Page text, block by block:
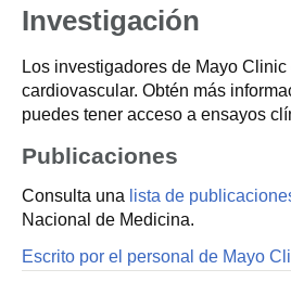
Investigación
Los investigadores de Mayo
cardiovascular. Obtén más
puedes tener acceso a ensayos
Publicaciones
Consulta una lista de
Nacional de Medicina.
Escrito por el personal de Mayo